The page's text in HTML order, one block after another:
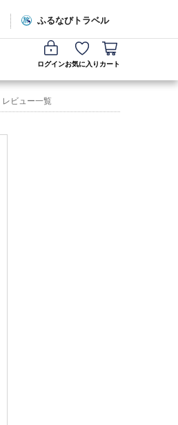
ふるなびトラベル
ログインお気に入り カート
レビュー一覧